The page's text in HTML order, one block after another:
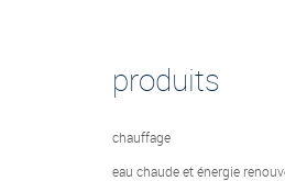
produits
chauffage
eau chaude et énergie